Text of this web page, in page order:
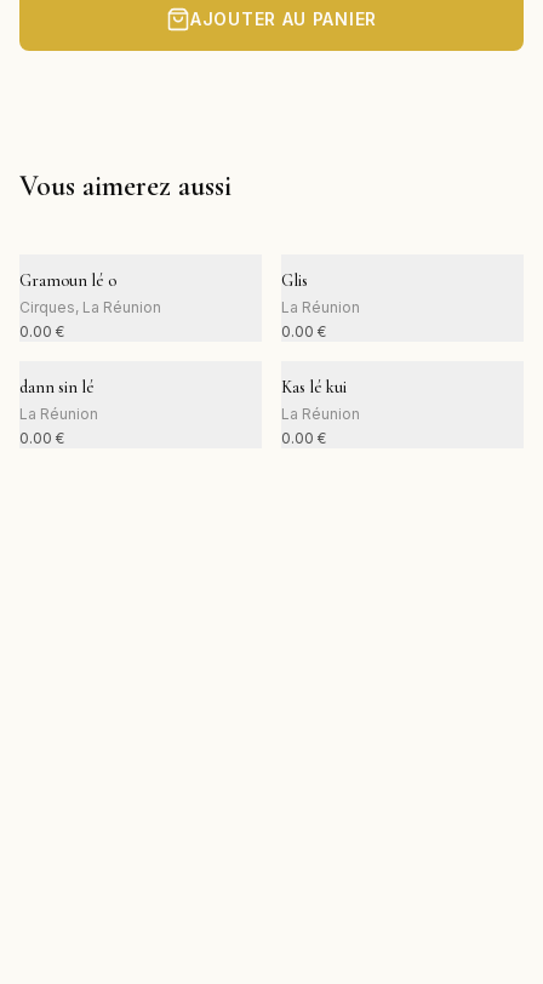
AJOUTER AU PANIER
Vous aimerez aussi
Gramoun lé o
Cirques, La Réunion
0.00 €
Glis
La Réunion
0.00 €
dann sin lé
La Réunion
0.00 €
Kas lé kui
La Réunion
0.00 €